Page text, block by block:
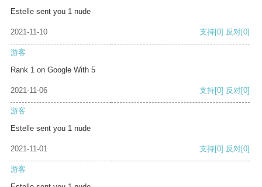
Estelle sent you 1 nude
2021-11-10 支持[0] 反对[0]
游客
Rank 1 on Google With 5
2021-11-06 支持[0] 反对[0]
游客
Estelle sent you 1 nude
2021-11-01 支持[0] 反对[0]
游客